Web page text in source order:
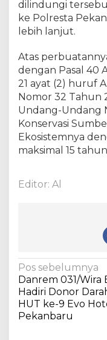
dilindungi
ke Polresta
lebih lanjut.
Atas
dengan Pasal 40
21 ayat (2) huruf
Nomor 32 Tahun
Undang-Undang
Konservasi
Ekosistemnya
maksimal 15
Editor: Al
N
a
v
i
Pos sebelumnya
Danrem 031/Wira
Hadiri Donor
HUT ke-9 Evo
Pekanbaru